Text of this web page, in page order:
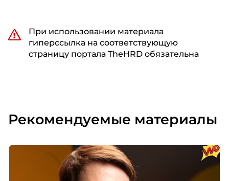
При использовании материала
гиперссылка на соответствующую
страницу портала TheHRD обязательна
Рекомендуемые материалы